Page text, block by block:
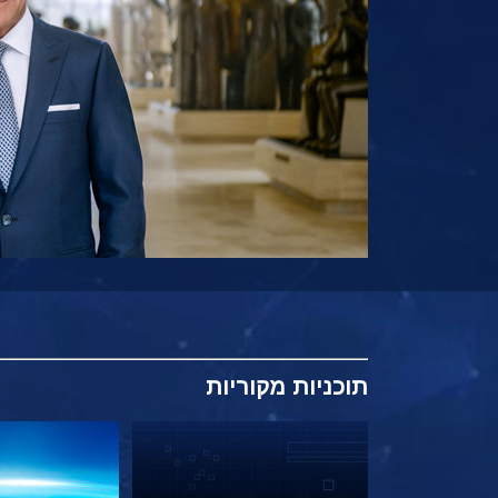
תוכניות מקוריות